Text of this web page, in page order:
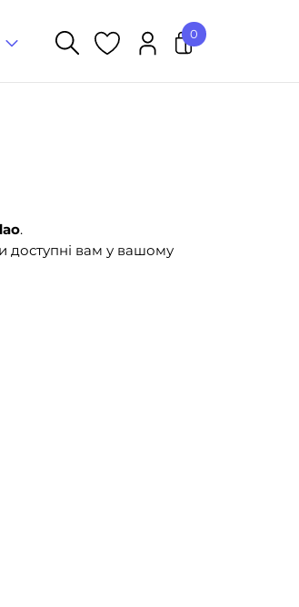
0
немає товарів.
.
доступні вам у вашому